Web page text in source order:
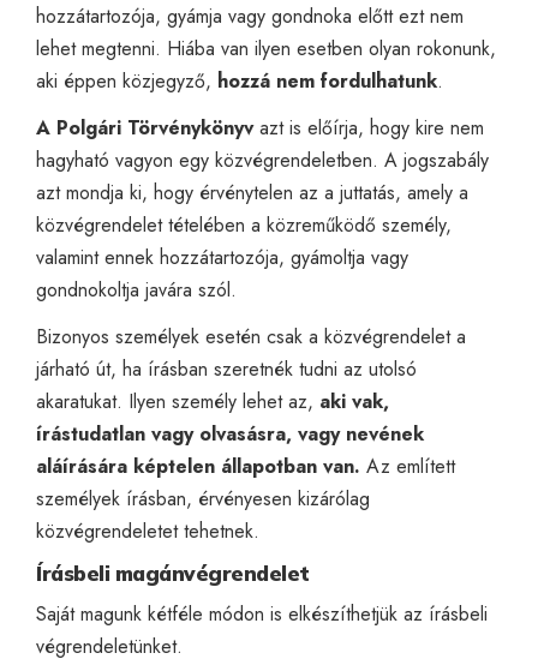
hozzátartozója, gyámja vagy gondnoka előtt ezt nem
lehet megtenni. Hiába van ilyen esetben olyan rokonunk,
aki éppen közjegyző, hozzá nem fordulhatunk.
A Polgári Törvénykönyvazt is előírja, hogy kire nem
hagyható vagyon egy közvégrendeletben. A jogszabály
azt mondja ki, hogy érvénytelen az a juttatás, amely a
közvégrendelet tételében a közreműködő személy,
valamint ennek hozzátartozója, gyámoltja vagy
gondnokoltja javára szól.
Bizonyos személyek esetén csak a közvégrendelet a
járható út, ha írásban szeretnék tudni az utolsó
akaratukat. Ilyen személy lehet az, aki vak,
írástudatlan vagy olvasásra, vagy nevének
aláírására képtelen állapotban van. Az említett
személyek írásban, érvényesen kizárólag
közvégrendeletet tehetnek.
Írásbeli magánvégrendelet
Saját magunk kétféle módon is elkészíthetjük az írásbeli
végrendeletünket.